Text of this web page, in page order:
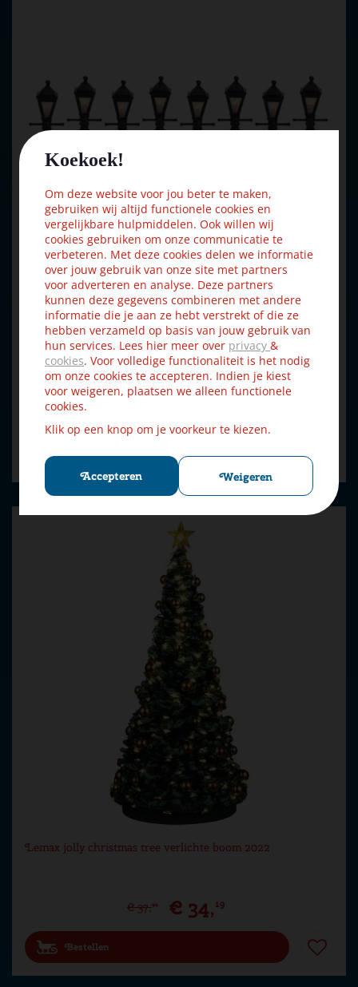
Koekoek!
Om deze website voor jou beter te maken,
gebruiken wij altijd functionele cookies en
vergelijkbare hulpmiddelen. Ook willen wij
cookies gebruiken om onze communicatie te
verbeteren. Met deze cookies delen we informatie
over jouw gebruik van onze site met partners
voor adverteren en analyse. Deze partners
kunnen deze gegevens combineren met andere
informatie die je aan ze hebt verstrekt of die ze
hebben verzameld op basis van jouw gebruik van
hun services. Lees hier meer over privacy &
cookies. Voor volledige functionaliteit is het nodig
om onze cookies te accepteren. Indien je kiest
voor weigeren, plaatsen we alleen functionele
cookies.
Klik op een knop om je voorkeur te kiezen.
Accepteren Weigeren
Lemax gas lantern street lamp s/8 verlichte straatlantaarn
Bestellen
Lemax jolly christmas tree verlichte boom 2022
€ 37,99 € 34,19
Bestellen